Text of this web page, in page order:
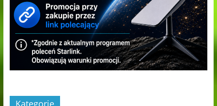
Kategorie